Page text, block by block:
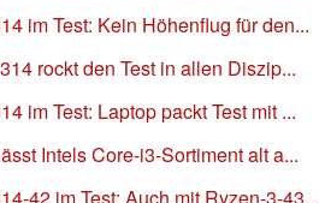
im Test: Kein Höhenflug für den...
rockt den Test in allen Diszip...
im Test: Laptop packt Test mit ...
Intels Core-i3-Sortiment alt a...